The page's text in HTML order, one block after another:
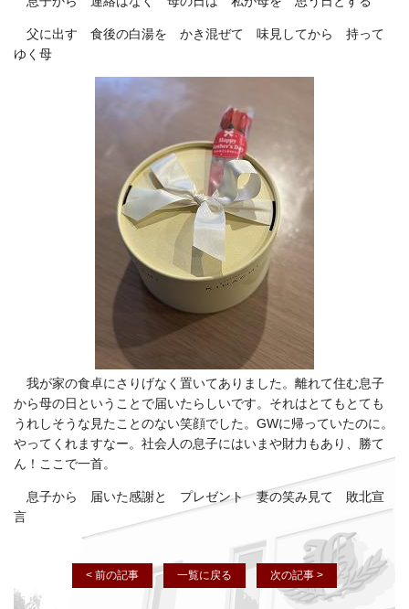
父に出す 食後の白湯を かき混ぜて 味見してから 持って
ゆく母
我が家の食卓にさりげなく置いてありました。離れて住む息子
から母の日ということで届いたらしいです。それはとてもとても
うれしそうな見たことのない笑顔でした。 GWに帰っていたのに。
やってくれますなー。 社会人の息子にはいまや財力もあり、勝て
ん！ここで一首。
息子から 届いた感謝と プレゼント 妻の笑み見て 敗北宣
言
< 前の記事 一覧に戻る 次の記事 >